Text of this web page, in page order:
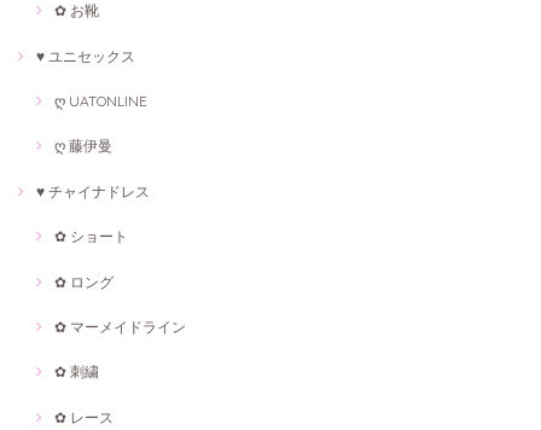
✿ お靴
♥ ユニセックス
ღ UATONLINE
ღ 藤伊曼
♥ チャイナドレス
✿ ショート
✿ ロング
✿ マーメイドライン
✿ 刺繍
✿ レース